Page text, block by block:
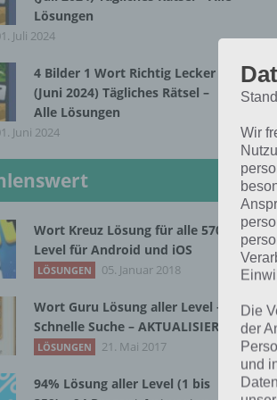
Lösungen
Juli 2024
4 Bilder 1 Wort Richtig Lecker
(Juni 2024) Tägliches Rätsel –
Alle Lösungen
Juni 2024
Wort Kreuz Lösung für alle 570
Level für Android und iOS
LÖSUNGEN 05. Januar 2018
Wort Guru Lösung aller Level –
Schnelle Suche – AKTUALISIERT
LÖSUNGEN 21. Mai 2017
94% Lösung aller Level (1 bis
Wir
Die
der
und